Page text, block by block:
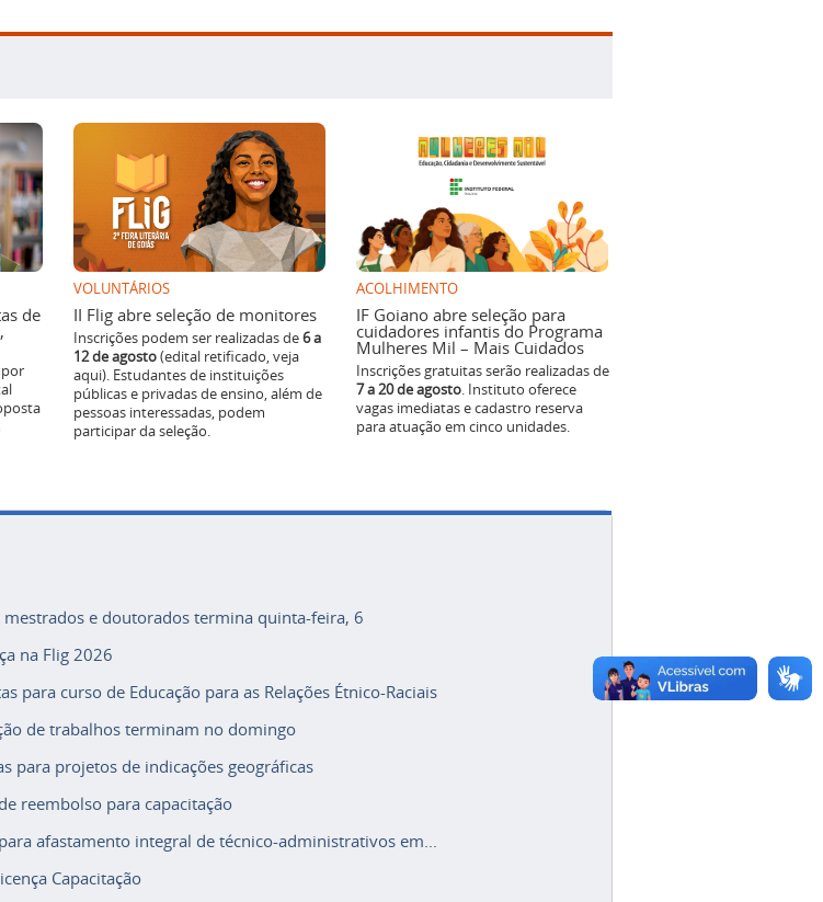
de
VOLUNTÁRIOS
II Flig abre seleção de monitores
Inscrições podem ser realizadas de6 a
12 de agosto(edital retificado, veja
aqui). Estudantes de instituições
públicas e privadas de ensino, além de
pessoas interessadas, podem
participar da seleção.
ACOLHIMENTO
IF Goiano abre seleção para
cuidadores infantis do Programa
Mulheres Mil – Mais Cuidados
Inscrições gratuitas serão realizadas de
7 a 20 de agosto. Instituto oferece
vagas imediatas e cadastro reserva
para atuação em cinco unidades.
mestrados e doutorados termina quinta-feira, 6
na Flig 2026
para curso de Educação para as Relações Étnico-Raciais
de trabalhos terminam no domingo
para projetos de indicações geográficas
reembolso para capacitação
afastamento integral de técnico-administrativos em...
Capacitação